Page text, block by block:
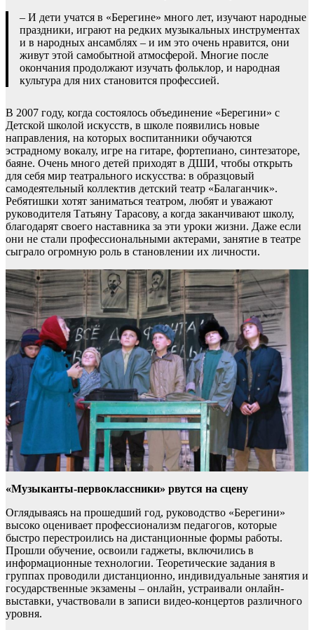
– И дети учатся в «Берегине» много лет, изучают народные
праздники, играют на редких музыкальных инструментах
и в народных ансамблях – и им это очень нравится, они
живут этой самобытной атмосферой. Многие после
окончания продолжают изучать фольклор, и народная
культура для них становится профессией.
В 2007 году, когда состоялось объединение «Берегини» с
Детской школой искусств, в школе появились новые
направления, на которых воспитанники обучаются
эстрадному вокалу, игре на гитаре, фортепиано, синтезаторе,
баяне. Очень много детей приходят в ДШИ, чтобы открыть
для себя мир театрального искусства: в образцовый
самодеятельный коллектив детский театр «Балаганчик».
Ребятишки хотят заниматься театром, любят и уважают
руководителя Татьяну Тарасову, а когда заканчивают школу,
благодарят своего наставника за эти уроки жизни. Даже если
они не стали профессиональными актерами, занятие в театре
сыграло огромную роль в становлении их личности.
«Музыканты-первоклассники» рвутся на сцену
Оглядываясь на прошедший год, руководство «Берегини»
высоко оценивает профессионализм педагогов, которые
быстро перестроились на дистанционные формы работы.
Прошли обучение, освоили гаджеты, включились в
информационные технологии. Теоретические задания в
группах проводили дистанционно, индивидуальные занятия и
государственные экзамены – онлайн, устраивали онлайн-
выставки, участвовали в записи видео-концертов различного
уровня.